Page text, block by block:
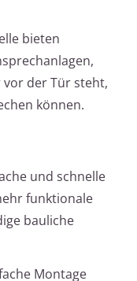
bieten
vor der Tür steht,
können.
und schnelle
funktionale
bauliche
Montage